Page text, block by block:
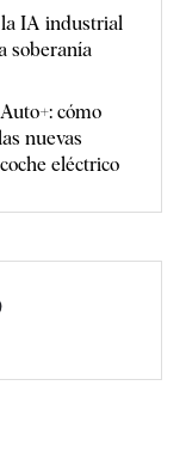
la IA industrial
soberanía
cómo
nuevas
eléctrico